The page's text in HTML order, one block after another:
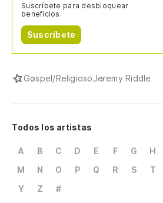
Suscríbete para desbloquear
beneficios.
Suscríbete
Gospel/ReligiosoJeremy Riddle
Todos los artistas
A B C D E F G H
M
N O P Q R S T
Y
Z #